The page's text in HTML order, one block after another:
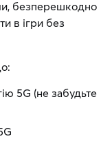
безперешкодно
в ігри без
5G (не забудьте